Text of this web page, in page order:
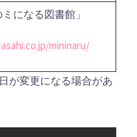
ミになる図書館」
mininaru/
が変更になる場合があ